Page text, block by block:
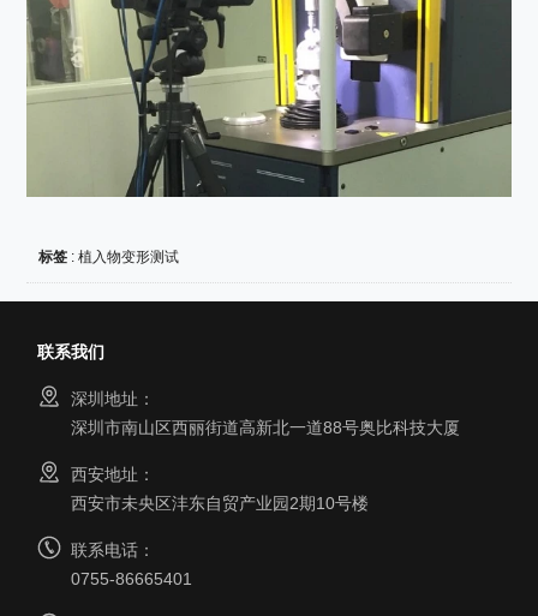
标签 :植入物变形测试
联系我们
深圳地址：
深圳市南山区西丽街道高新北一道88号奥比科技大厦
西安地址：
西安市未央区沣东自贸产业园2期10号楼
联系电话：
0755-86665401